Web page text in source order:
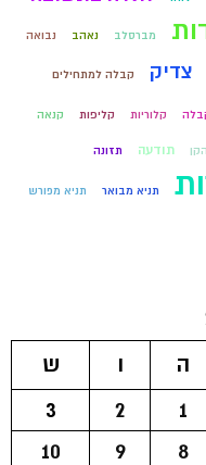
מברסלב נאהב נבואה
צדיק קבלה למתחילים
קלוריות קליפות קנאה
תודעה תזונה
תניא מבואר תניא מפורש
ה ו
ש
1
2
3
8
9
10